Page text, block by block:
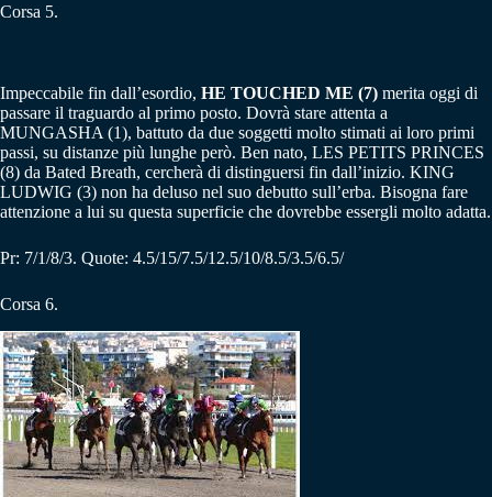
Corsa 5.
Impeccabile fin dall’esordio, HE TOUCHED ME (7) merita oggi di
passare il traguardo al primo posto. Dovrà stare attenta a
MUNGASHA (1), battuto da due soggetti molto stimati ai loro primi
passi, su distanze più lunghe però. Ben nato, LES PETITS PRINCES
(8) da Bated Breath, cercherà di distinguersi fin dall’inizio. KING
LUDWIG (3) non ha deluso nel suo debutto sull’erba. Bisogna fare
attenzione a lui su questa superficie che dovrebbe essergli molto adatta.
Pr: 7/1/8/3. Quote: 4.5/15/7.5/12.5/10/8.5/3.5/6.5/
Corsa 6.